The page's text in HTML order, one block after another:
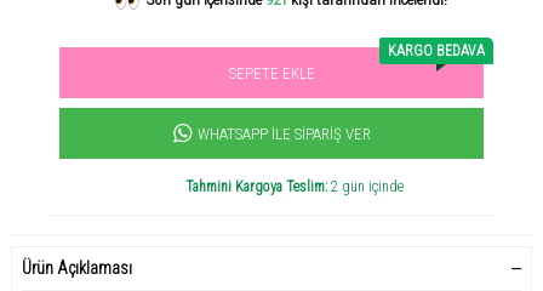
Sevilen ürün! 11.3B kişi favoriledi!
SEPETE EKLE
KARGO BEDAVA
WHATSAPP İLE SIPARIŞ VER
Tahmini Kargoya Teslim:2 gün içinde
Ürün Açıklaması